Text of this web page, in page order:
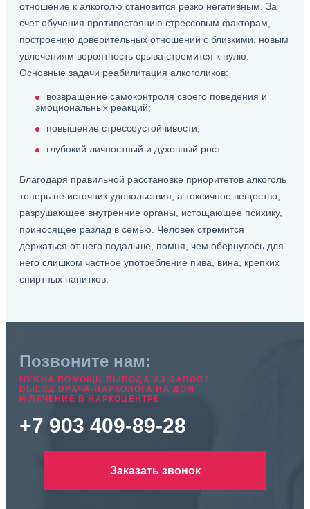
отношение к алкоголю становится резко негативным. За
счет обучения противостоянию стрессовым факторам,
построению доверительных отношений с близкими, новым
увлечениям вероятность срыва стремится к нулю.
Основные задачи реабилитация алкоголиков:
возвращение самоконтроля своего поведения и
эмоциональных реакций;
повышение стрессоустойчивости;
глубокий личностный и духовный рост.
Благодаря правильной расстановке приоритетов алкоголь
теперь не источник удовольствия, а токсичное вещество,
разрушающее внутренние органы, истощающее психику,
приносящее разлад в семью. Человек стремится
держаться от него подальше, помня, чем обернулось для
него слишком частное употребление пива, вина, крепких
спиртных напитков.
Позвоните нам:
НУЖНА ПОМОЩЬ ВЫВОДА ИЗ ЗАПОЯ?
ВЫЕЗД ВРАЧА-НАРКОЛОГА НА ДОМ
И ЛЕЧЕНИЕ В НАРКОЦЕНТРЕ
+7 903 409-89-28
Заказать звонок